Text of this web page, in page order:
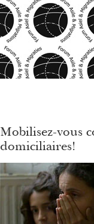
Mobilisez-vous
domiciliaires!